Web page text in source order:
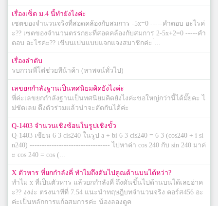
เรื่องเซ็ต ม.4 นี้ทำยังไงค่ะ
เซตของจำนวนจริงที่สอดคล้องกับสมการ -5x=0 -----คำตอบ อะไรค่
ะ?? เซตของจำนวนตรรกยะที่สอดคล้องกับสมการ 2-5x+2=0 -----คำ
ตอบ อะไรค่ะ?? เขีบนเปนแบบแจกแจงสมาชิกค่ะ ่...
เรื่องลำดับ
รบกวนพี่โต๋ช่วยทีน้าค้า (หาพจน์ทั่วไป)
เลขยกกำลังฐานเป็นทศนิยมคิดยังไงค่ะ
พี่ค่ะเลขยกกำลังฐานเป็นทศนิยมคิดยังไงค่ะขอใหญ่กว่านี้ได้มั๊ยคะ ไ
ม่ชัดเลย ดึงตัวร่วมแล้วน่าจะตัดกันได้ค่ะ
Q-1403 จำนวนเชิงซ้อนในรูปเชิงขั้ว
Q-1403 เขียน 6 3 cis240 ในรูป a + bi 6 3 cis240 = 6 3 (cos240 + i si
n240) --------------------------------- ไปหาค่า cos 240 กับ sin 240 มาค่
ะ cos 240 = cos (...
X ตัวหาร ที่ยกกำลังคี่ ทำไมถึงดันไปคูณด้านบนได้หว่า?
ทำไม x ที่เป็นตัวหาร แล้วยกกำลังคี่ ถึงดันขึ้นไปด้านบนได้เลยอ่าค
ะ?? งงง่ะ ตรงนาทีที่ 7.54 แนะนำทฤษฎีบทจำนวนจริง คอร์ส456 อะ
ค่ะเป็นหลักการแก้อสมการค่ะ น้องลองดูค